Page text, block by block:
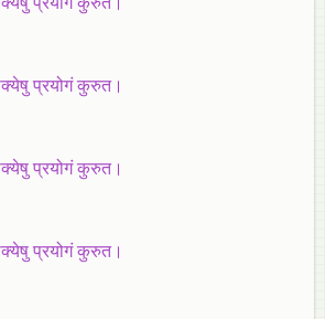
प्रयोगं कुरुत।
प्रयोगं कुरुत।
प्रयोगं कुरुत।